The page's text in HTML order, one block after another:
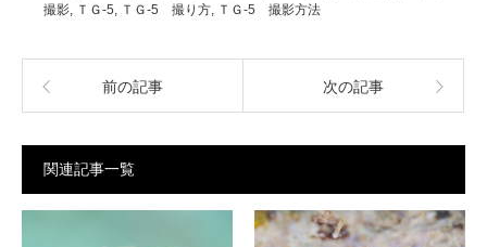
撮影
ＴＧ-5 ＴＧ-5 撮り方 ＴＧ-5 撮影方法
前の記事 次の記事
関連記事一覧